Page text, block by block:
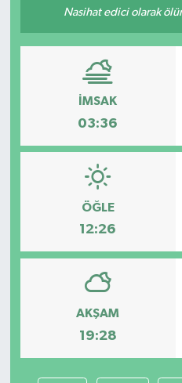
Nasihat edici olarak
İMSAK
03:36
ÖĞLE
12:26
AKŞAM
19:28